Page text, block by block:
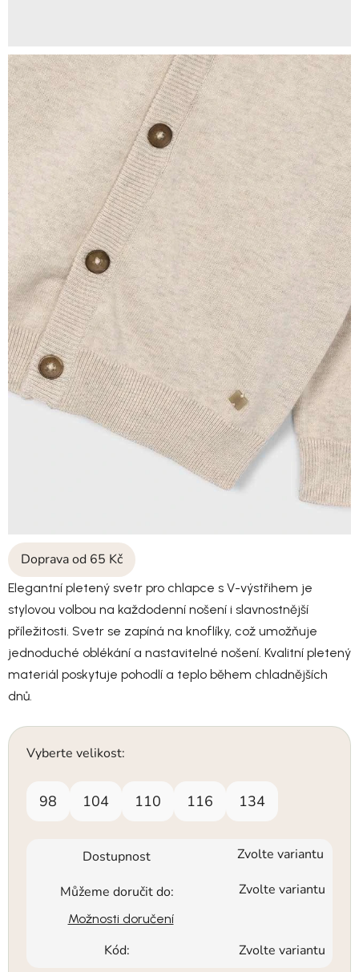
Doprava od 65 Kč
Elegantní pletený svetr pro chlapce s V-výstřihem je
stylovou volbou na každodenní nošení i slavnostnější
příležitosti. Svetr se zapíná na knoflíky, což umožňuje
jednoduché oblékání a nastavitelné nošení. Kvalitní pletený
materiál poskytuje pohodlí a teplo během chladnějších
dnů.
Vyberte velikost:
98 104 110 116 134
Dostupnost Zvolte variantu
Můžeme doručit do: Zvolte variantu
Možnosti doručení
Kód: Zvolte variantu